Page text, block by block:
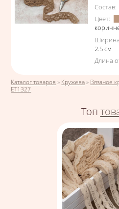
Состав:
Цвет:
2.5см
Длина
Вы здесь
Каталог товаров » Кружева » Вязаное
ЕТ1327
Топ